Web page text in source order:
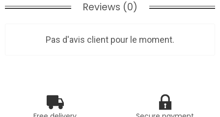
Reviews (0)
Pas d'avis client pour le moment.